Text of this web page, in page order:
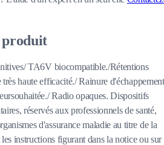
produit
TA6V biocompatible./Rétentions
haute efficacité./ Rainure
Radio opaques. Dispositifs
réservés aux professionnels de santé,
d'assurance maladie au titre de la
instructions figurant dans la notice ou sur